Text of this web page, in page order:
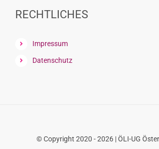
RECHTLICHES
Impressum
Datenschutz
© Copyright 2020 - 2026 | ÖLI-UG